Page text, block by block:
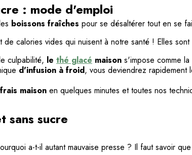
: mode d'emploi
boissons fraîches pour se désaltérer tout en se
calories vides qui nuisent à notre santé ! Elles
culpabilité, le thé glacé maison s'impose comme
d'infusion à froid, vous deviendrez
maison en quelques minutes et toutes nos
sans sucre
a-t-il autant mauvaise presse ? Il faut savoir